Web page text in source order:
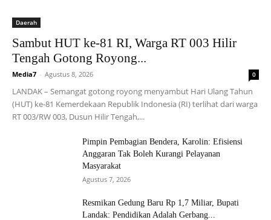
Daerah
Sambut HUT ke-81 RI, Warga RT 003 Hilir
Tengah Gotong Royong...
Media7 - Agustus 8, 2026 0
LANDAK – Semangat gotong royong menyambut Hari Ulang Tahun
(HUT) ke-81 Kemerdekaan Republik Indonesia (RI) terlihat dari warga
RT 003/RW 003, Dusun Hilir Tengah,...
Pimpin Pembagian Bendera, Karolin: Efisiensi
Anggaran Tak Boleh Kurangi Pelayanan
Masyarakat
Agustus 7, 2026
Resmikan Gedung Baru Rp 1,7 Miliar, Bupati
Landak: Pendidikan Adalah Gerbang...